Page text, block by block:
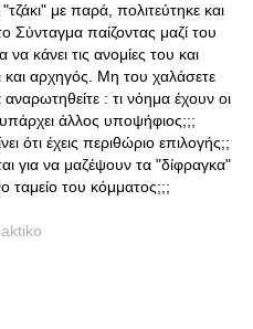
με παρά, πολιτεύτηκε και
Σύνταγμα παίζοντας μαζί του
να κάνει τις ανομίες του και
και αρχηγός. Μη του χαλάσετε
: τι νόημα έχουν οι
άλλος υποψήφιος;;;
ότι έχεις περιθώριο επιλογής;;
για να μαζέψουν τα "δίφραγκα"
ταμείο του κόμματος;;;